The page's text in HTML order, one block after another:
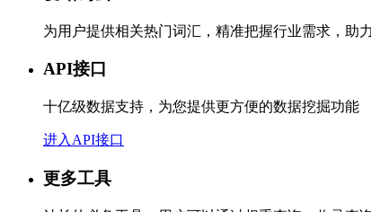
为用户提供相关热门词汇，精准把握行业需求，助
API接口
十亿级数据支持，为您提供更方便的数据挖掘功能
进入API接口
更多工具